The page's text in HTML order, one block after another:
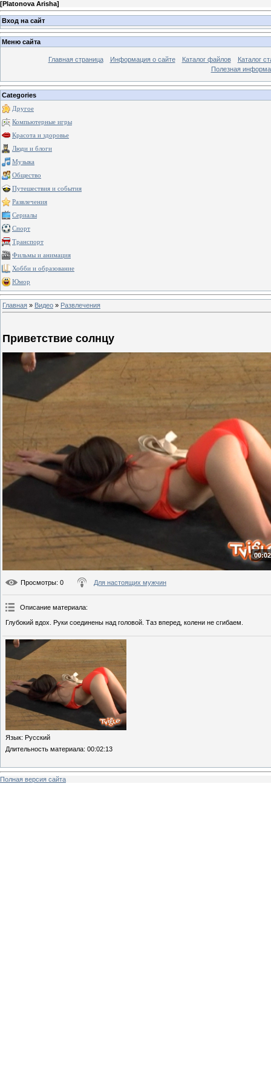
[Platonova Arisha]
Вход на сайт
Меню сайта
Главная страница Информация о сайте Каталог файлов
Каталог
Полезная
Categories
Другое
Компьютерные игры
Красота и здоровье
Люди и блоги
Музыка
Общество
Путешествия и события
Развлечения
Сериалы
Спорт
Транспорт
Фильмы и анимация
Хобби и образование
Юмор
Главная » Видео » Развлечения
Приветствие солнцу
Просмотры: 0 Для настоящих мужчин
Описание материала:
Глубокий вдох. Руки соединены над головой. Таз вперед, колени не сгибаем.
Язык: Русский
Длительность материала: 00:02:13
Полная версия сайта